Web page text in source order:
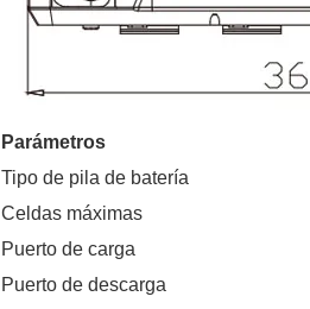
Parámetros
Tipo de pila de batería
Celdas máximas
Puerto de carga
Puerto de descarga